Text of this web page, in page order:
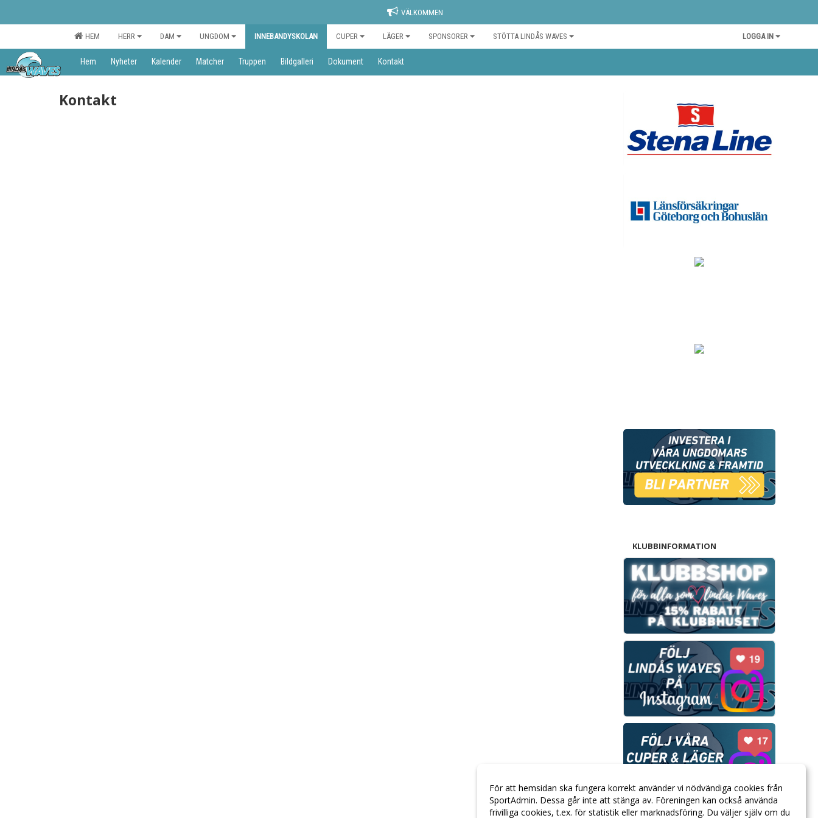
VÄLKOMMEN
HEM HERR DAM UNGDOM INNEBANDYSKOLAN CUPER LÄGER SPONSORER STÖTTA LINDÅS WAVES LOGGA IN
Hem Nyheter Kalender Matcher Truppen Bildgalleri Dokument Kontakt
Kontakt
KLUBBINFORMATION
För att hemsidan ska fungera korrekt använder vi nödvändiga cookies från
SportAdmin. Dessa går inte att stänga av. Föreningen kan också använda
frivilliga cookies, t.ex. för statistik eller marknadsföring. Du väljer själv om du